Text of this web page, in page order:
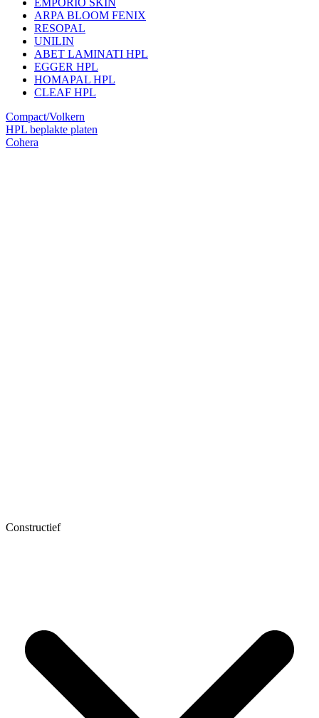
EMPORIO SKIN
ARPA BLOOM FENIX
RESOPAL
UNILIN
ABET LAMINATI HPL
EGGER HPL
HOMAPAL HPL
CLEAF HPL
Compact/Volkern
HPL beplakte platen
Cohera
Constructief